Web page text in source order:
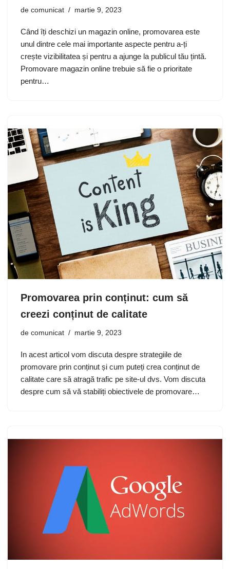
de comunicat martie 9, 2023
Când îți deschizi un magazin online, promovarea este
unul dintre cele mai importante aspecte pentru a-ți
crește vizibilitatea și pentru a ajunge la publicul tău țintă.
Promovare magazin online trebuie să fie o prioritate
pentru…
Promovarea prin conținut: cum să
creezi conținut de calitate
de comunicat martie 9, 2023
In acest articol vom discuta despre strategiile de
promovare prin conținut și cum puteți crea conținut de
calitate care să atragă trafic pe site-ul dvs. Vom discuta
despre cum să vă stabiliți obiectivele de promovare…